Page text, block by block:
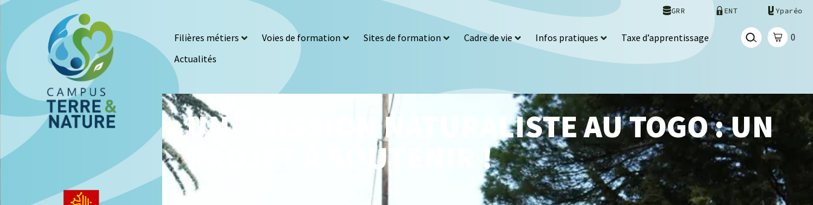
GRR ENT Yparéo
Filières métiers Voies de formation Sites de formation Cadre de vie Infos pratiques
Taxe d’apprentissage
Actualités
0
UNE MISSION NATURALISTE AU TOGO : UN
PROJET À SOUTENIR !